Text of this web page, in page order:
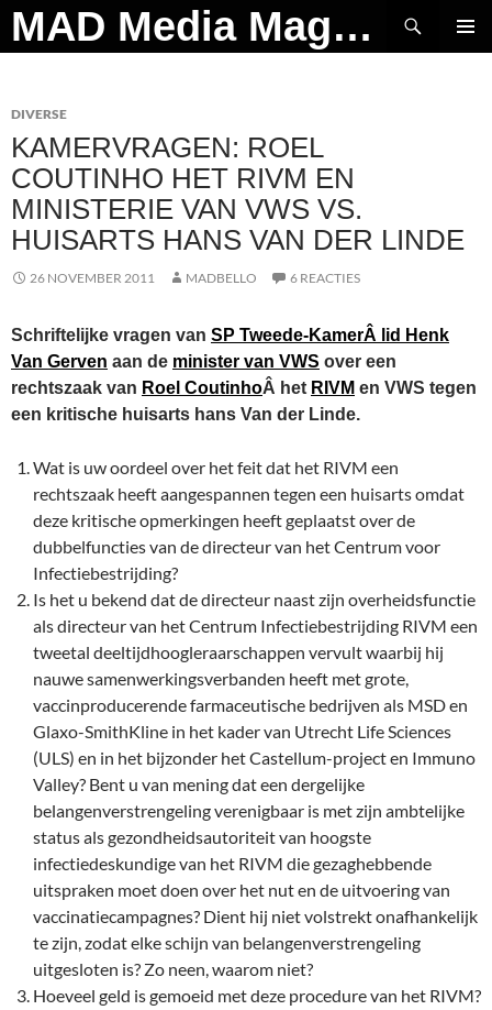
Ga
naar
MAD Media Magazine
Zoeken
DIVERSE
KAMERVRAGEN: ROEL
COUTINHO HET RIVM EN
MINISTERIE VAN VWS VS.
HUISARTS HANS VAN DER LINDE
26 NOVEMBER 2011 MADBELLO 6 REACTIES
Schriftelijke vragen van SP Tweede-KamerÂ lid Henk
Van Gerven aan de minister van VWS over een
rechtszaak van Roel CoutinhoÂ het RIVM en VWS tegen
een kritische huisarts hans Van der Linde.
Wat is uw oordeel over het feit dat het RIVM een
rechtszaak heeft aangespannen tegen een huisarts omdat
deze kritische opmerkingen heeft geplaatst over de
dubbelfuncties van de directeur van het Centrum voor
Infectiebestrijding?
Is het u bekend dat de directeur naast zijn overheidsfunctie
als directeur van het Centrum Infectiebestrijding RIVM een
tweetal deeltijdhoogleraarschappen vervult waarbij hij
nauwe samenwerkingsverbanden heeft met grote,
vaccinproducerende farmaceutische bedrijven als MSD en
Glaxo-SmithKline in het kader van Utrecht Life Sciences
(ULS) en in het bijzonder het Castellum-project en Immuno
Valley? Bent u van mening dat een dergelijke
belangenverstrengeling verenigbaar is met zijn ambtelijke
status als gezondheidsautoriteit van hoogste
infectiedeskundige van het RIVM die gezaghebbende
uitspraken moet doen over het nut en de uitvoering van
vaccinatiecampagnes? Dient hij niet volstrekt onafhankelijk
te zijn, zodat elke schijn van belangenverstrengeling
uitgesloten is? Zo neen, waarom niet?
Hoeveel geld is gemoeid met deze procedure van het RIVM?